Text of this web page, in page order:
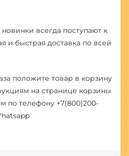
всегда поступают к
и быстрая доставка по всей
положите товар в корзину
на странице корзины
по телефону +7(800)200-